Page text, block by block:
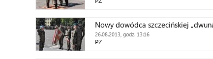
Nowy dowódca szczecińskiej
26.08.2013, godz. 13:16
PZ